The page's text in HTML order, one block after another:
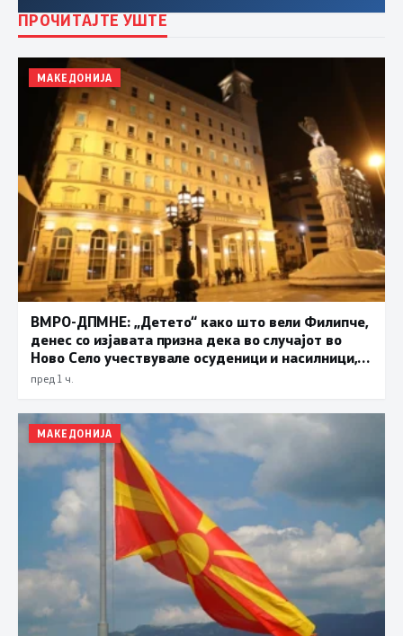
ПРОЧИТАЈТЕ УШТЕ
МАКЕДОНИЈА
ВМРО-ДПМНЕ: „Детето“ како што вели Филипче,
денес со изјавата призна дека во случајот во
Ново Село учествувале осуденици и насилници,
ова е талогот на Македонија
пред 1 ч.
МАКЕДОНИЈА